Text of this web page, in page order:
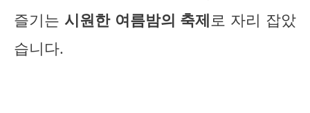
즐기는 시원한 여름밤의 축제로 자리 잡았
습니다.